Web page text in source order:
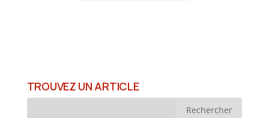
TROUVEZ UN ARTICLE